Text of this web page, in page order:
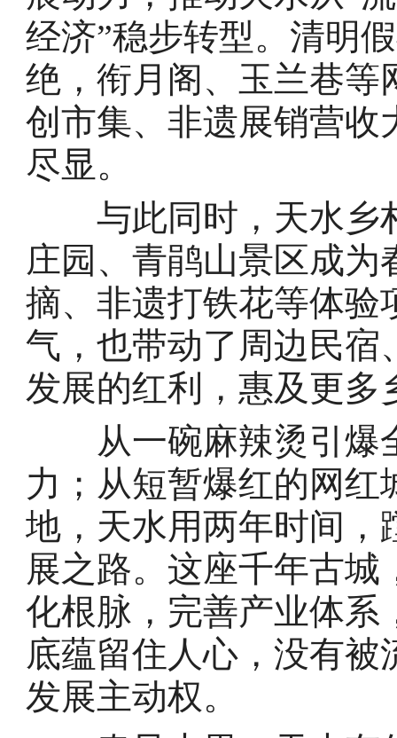
经济”稳步转型。清明
绝，衔月阁、玉兰巷等
创市集、非遗展销营收
尽显。
与此同时，天水乡
庄园、青鹃山景区成
摘、非遗打铁花等体验
气，也带动了周边民宿
发展的红利，惠及更多
从一碗麻辣烫引爆
力；从短暂爆红的网
地，天水用两年时间，
展之路。这座千年古
化根脉，完善产业体系
底蕴留住人心，没有
发展主动权。